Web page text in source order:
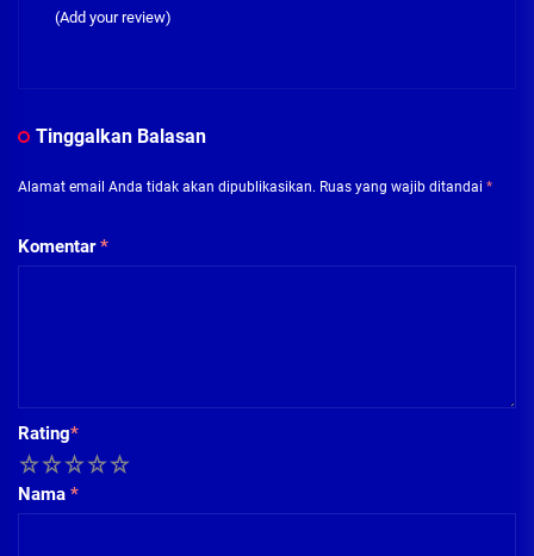
(Add your review)
Tinggalkan Balasan
Alamat email Anda tidak akan dipublikasikan. Ruas yang wajib ditandai *
Komentar*
Rating*
5
4
3
2
Nama *